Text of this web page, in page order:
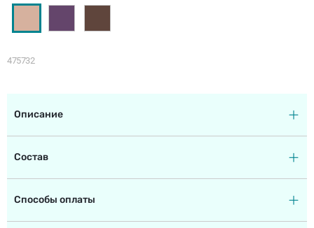
475732
Описание
Состав
Способы оплаты